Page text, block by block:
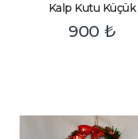
Kalp Kutu Küçük
900₺